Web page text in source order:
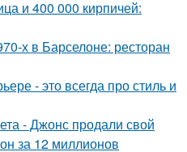
и 400 000 кирпичей:
х в Барселоне: ресторан
- это всегда про стиль и
- Джонс продали свой
за 12 миллионов